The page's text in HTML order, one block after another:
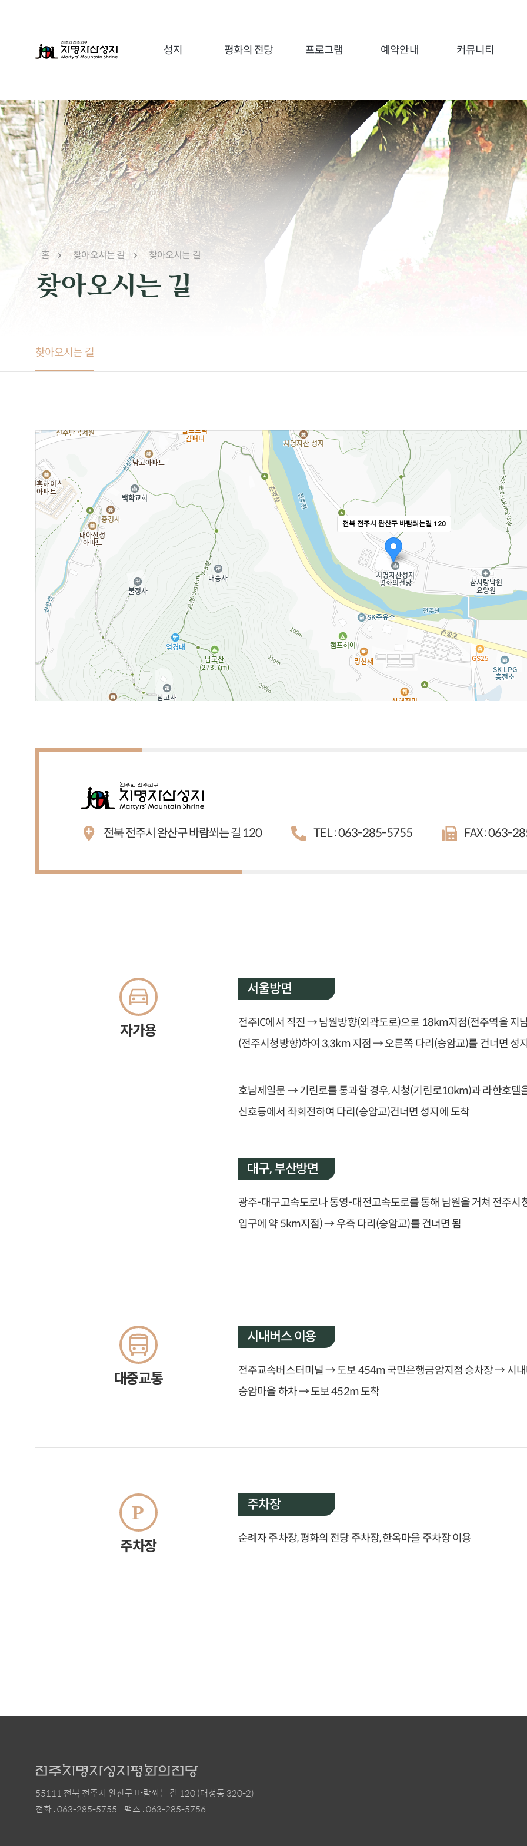
성지
유항검 아우구스티노
유중철 요한
이순이 루갈다
유무석 요한
유중성 마태오
평화의 전당
ME
가정사목국
레지오마리애
재속가르멜회
재속프란치스코회
꿈앙상블
프로그램 예약안내 커뮤니티
홈 찾아오시는 길 찾아오시는 길
찾아오시는 길
찾아오시는 길
전북 전주시 완산구 바람쐬는길 120
전북 전주시 완산구 바람쐬는 길 120 TEL : 063-285-5755 FAX : 063-
자가용
서울방면
전주IC에서 직진 → 남원방향(외곽도로)으로 18km지점(전주역을 지
(전주시청방향)하여 3.3km 지점 → 오른쪽 다리(승암교)를 건너면 성
호남제일문 → 기린로를 통과할 경우, 시청(기린로10km)과 라한호텔
신호등에서 좌회전하여 다리(승암교)건너면 성지에 도착
대구, 부산방면
광주-대구고속도로나 통영-대전고속도로를 통해 남원을 거쳐 전주
입구에 약 5km지점) → 우측 다리(승암교)를 건너면 됨
대중교통
시내버스 이용
전주교속버스터미널 → 도보 454m 국민은행금암지점 승차장 → 시
승암마을 하차 → 도보 452m 도착
주차장
주차장
순례자 주차장, 평화의 전당 주차장, 한옥마을 주차장 이용
55111 전북 전주시 완산구 바람쐬는 길 120 (대성동 320-2)
전화 : 063-285-5755
팩스 : 063-285-5756